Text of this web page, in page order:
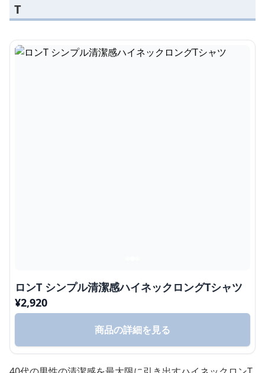
T
ロンT シンプル清潔感ハイネックロングTシャツ
¥2,920
商品の詳細を見る